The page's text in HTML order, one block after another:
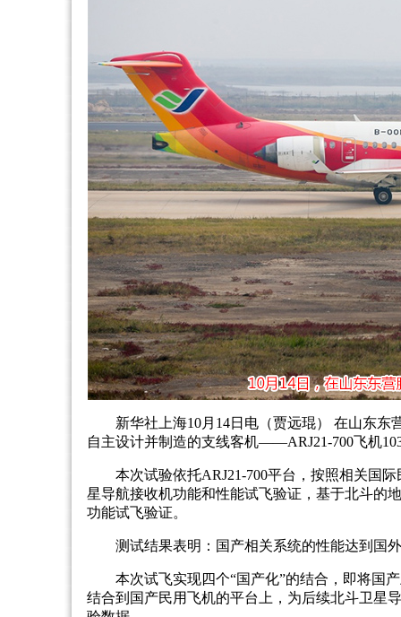
新华社上海10月14日电（贾远琨） 在山东
自主设计并制造的支线客机——ARJ21-700飞机
本次试验依托ARJ21-700平台，按照相关国
星导航接收机功能和性能试飞验证，基于北斗的
功能试飞验证。
测试结果表明：国产相关系统的性能达到国
本次试飞实现四个“国产化”的结合，即将国
结合到国产民用飞机的平台上，为后续北斗卫星